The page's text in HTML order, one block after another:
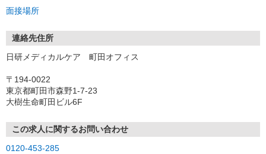
面接場所
連絡先住所
日研メディカルケア 町田オフィス
〒194-0022
東京都町田市森野1-7-23
大樹生命町田ビル6F
この求人に関するお問い合わせ
0120-453-285